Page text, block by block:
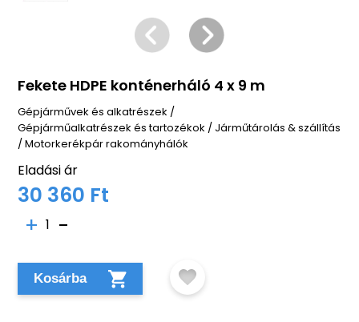
Fekete HDPE konténerháló 4 x 9 m
Gépjárművek és alkatrészek /
Gépjárműalkatrészek és tartozékok / Járműtárolás & szállítás
/Motorkerékpár rakományhálók
Eladási ár
30 360 Ft
1
Kosárba